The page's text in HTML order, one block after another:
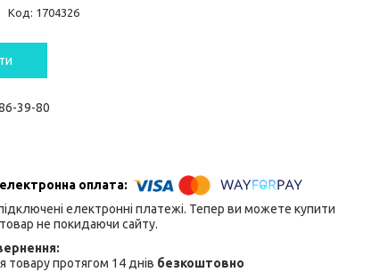
Код: 1704326
39-80
електронні платежі. Тепер ви можете купити
не покидаючи сайту.
товару протягом 14 днів безкоштовно